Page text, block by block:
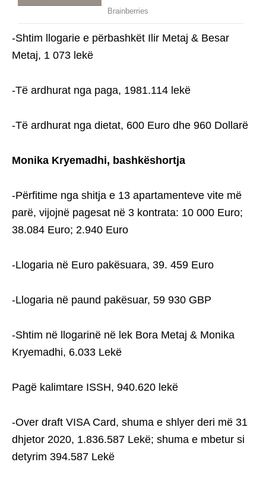
-Shtim llogarie e përbashkët Ilir Metaj & Besar
Metaj, 1 073 lekë
-Të ardhurat nga paga, 1981.114 lekë
-Të ardhurat nga dietat, 600 Euro dhe 960 Dollarë
Monika Kryemadhi, bashkëshortja
-Përfitime nga shitja e 13 apartamenteve vite më
parë, vijojnë pagesat në 3 kontrata: 10 000 Euro;
38.084 Euro; 2.940 Euro
-Llogaria në Euro pakësuara, 39. 459 Euro
-Llogaria në paund pakësuar, 59 930 GBP
-Shtim në llogarinë në lek Bora Metaj & Monika
Kryemadhi, 6.033 Lekë
Pagë kalimtare ISSH, 940.620 lekë
-Over draft VISA Card, shuma e shlyer deri më 31
dhjetor 2020, 1.836.587 Lekë; shuma e mbetur si
detyrim 394.587 Lekë